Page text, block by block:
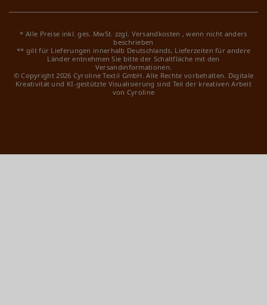
* Alle Preise inkl. ges. MwSt. zzgl. Versandkosten , wenn nicht anders
beschrieben
** gilt für Lieferungen innerhalb Deutschlands, Lieferzeiten für andere
Länder entnehmen Sie bitte der Schaltfläche mit den
Versandinformationen.
© Copyright 2026 Cyroline Textil GmbH. Alle Rechte vorbehalten. Digitale
Kreativität und KI-gestützte Visualisierung sind Teil der kreativen Arbeit
von Cyroline